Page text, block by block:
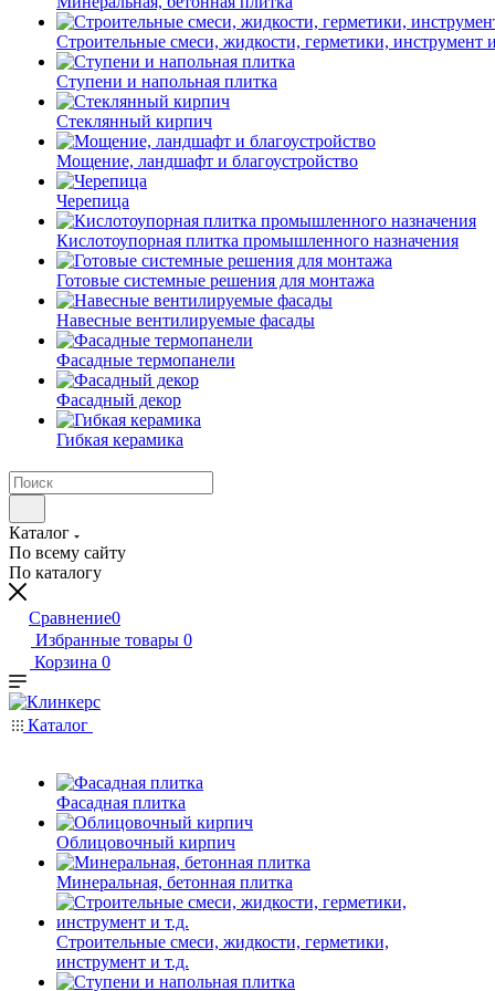
Строительные смеси, жидкости, герметики, инструмент
Ступени и напольная плитка
Cтеклянный кирпич
Мощение, ландшафт и благоустройство
Черепица
Кислотоупорная плитка промышленного назначения
Готовые системные решения для монтажа
Навесные вентилируемые фасады
Фасадные термопанели
Фасадный декор
Гибкая керамика
Каталог
По всему сайту
По каталогу
Сравнение0
Избранные товары 0
Корзина 0
Каталог
Фасадная плитка
Облицовочный кирпич
Минеральная, бетонная плитка
Строительные смеси, жидкости, герметики,
инструмент и т.д.